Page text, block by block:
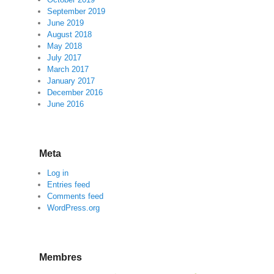
September 2019
June 2019
August 2018
May 2018
July 2017
March 2017
January 2017
December 2016
June 2016
Meta
Log in
Entries feed
Comments feed
WordPress.org
Membres